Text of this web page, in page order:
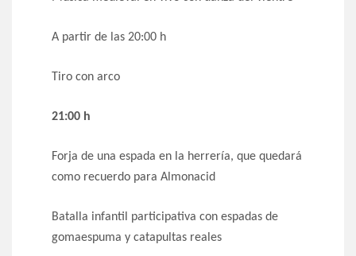
A partir de las 20:00 h
Tiro con arco
21:00 h
Forja de una espada en la herrería, que quedará
como recuerdo para Almonacid
Batalla infantil participativa con espadas de
gomaespuma y catapultas reales